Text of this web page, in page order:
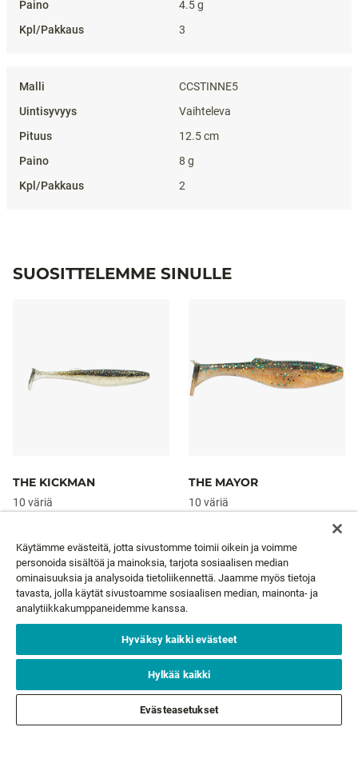
4.5 g
3
CCSTINNE5
Vaihteleva
12.5 cm
8 g
2
SUOSITTELEMME SINULLE
THE KICKMAN
10 väriä
THE MAYOR
10 väriä
UUTISKIRJE
Sähköpostisi* TILAA
ASIAKASPALVELU
Käytämme evästeitä, jotta sivustomme toimii oikein ja voimme
personoida sisältöä ja mainoksia, tarjota sosiaalisen median
ominaisuuksia ja analysoida tietoliikennettä. Jaamme myös tietoja
tavasta, jolla käytät sivustoamme sosiaalisen median, mainonta- ja
analytiikkakumppaneidemme kanssa.
Hyväksy kaikki evästeet
Hylkää kaikki
Evästeasetukset